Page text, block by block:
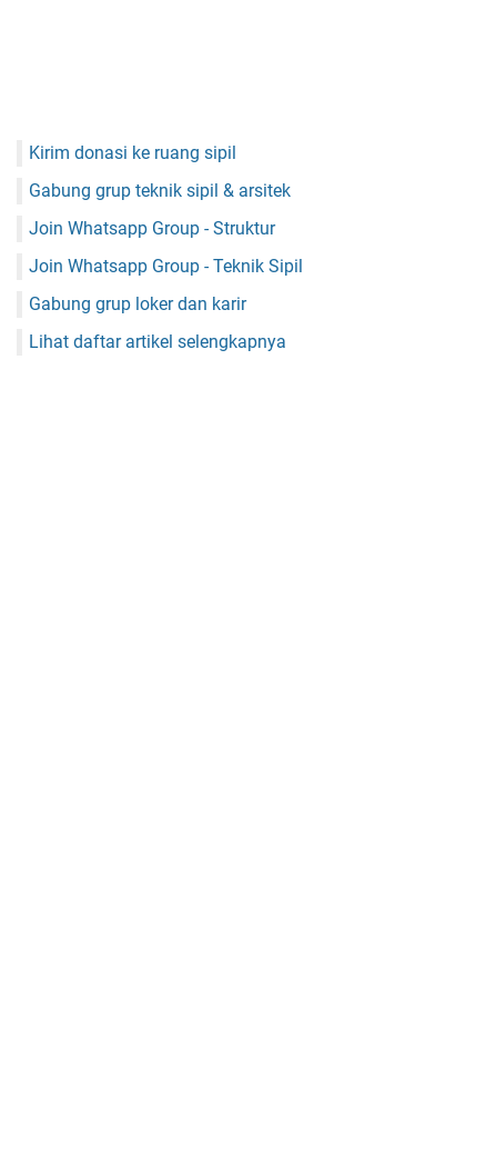
Kirim donasi ke ruang sipil
Gabung grup teknik sipil & arsitek
Join Whatsapp Group - Struktur
Join Whatsapp Group - Teknik Sipil
Gabung grup loker dan karir
Lihat daftar artikel selengkapnya